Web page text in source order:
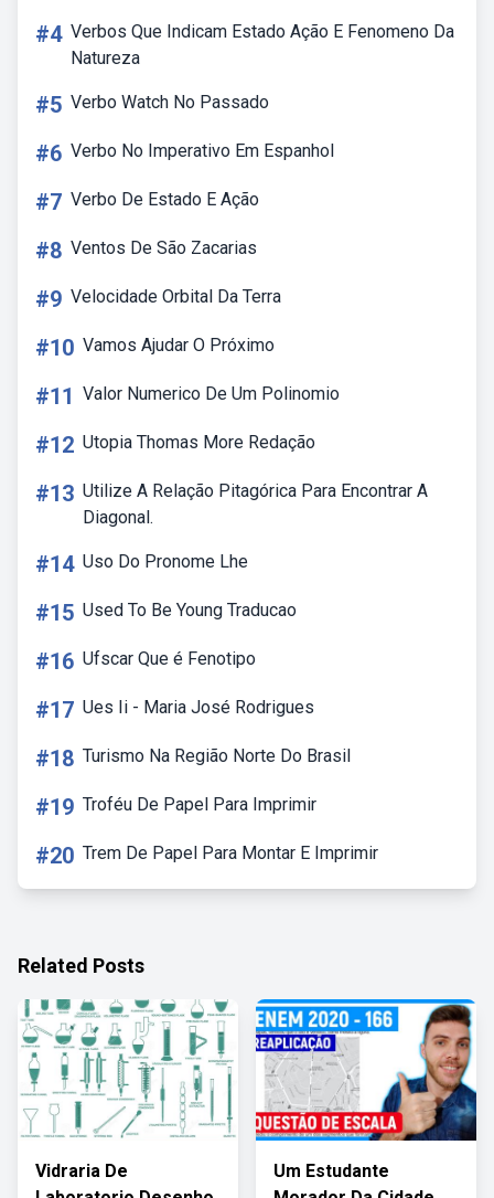
#4 Verbos Que Indicam Estado Ação E Fenomeno Da
Natureza
#5 Verbo Watch No Passado
#6 Verbo No Imperativo Em Espanhol
#7 Verbo De Estado E Ação
#8 Ventos De São Zacarias
#9 Velocidade Orbital Da Terra
#10 Vamos Ajudar O Próximo
#11 Valor Numerico De Um Polinomio
#12 Utopia Thomas More Redação
#13 Utilize A Relação Pitagórica Para Encontrar A
Diagonal.
#14 Uso Do Pronome Lhe
#15 Used To Be Young Traducao
#16 Ufscar Que é Fenotipo
#17 Ues Ii - Maria José Rodrigues
#18 Turismo Na Região Norte Do Brasil
#19 Troféu De Papel Para Imprimir
#20 Trem De Papel Para Montar E Imprimir
Related Posts
Vidraria De
Um Estudante